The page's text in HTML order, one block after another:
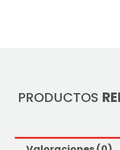
PRODUCTOS